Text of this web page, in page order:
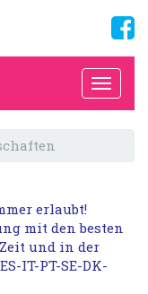
erlaubt!
mit den besten
und in der
IT-PT-SE-DK-